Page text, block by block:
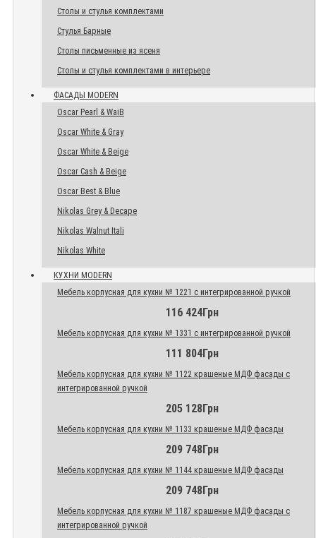
Столы и стулья комплектами
Стулья Барные
Столы письменные из ясеня
Столы и стулья комплектами в интерьере
ФАСАДЫ MODERN
Oscar Pearl & WaiB
Oscar White & Gray
Oscar White & Beige
Oscar Cash & Beige
Oscar Best & Blue
Nikolas Grey & Decape
Nikolas Walnut Itali
Nikolas White
КУХНИ MODERN
Мебель корпусная для кухни № 1221 с интегрированной ручкой
116 424Грн
Мебель корпусная для кухни № 1331 с интегрированной ручкой
111 804Грн
Мебель корпусная для кухни № 1122 крашеные МДФ фасады с
интегрированной ручкой
205 128Грн
Мебель корпусная для кухни № 1133 крашеные МДФ фасады
209 748Грн
Мебель корпусная для кухни № 1144 крашеные МДФ фасады
209 748Грн
Мебель корпусная для кухни № 1187 крашеные МДФ фасады с
интегрированной ручкой